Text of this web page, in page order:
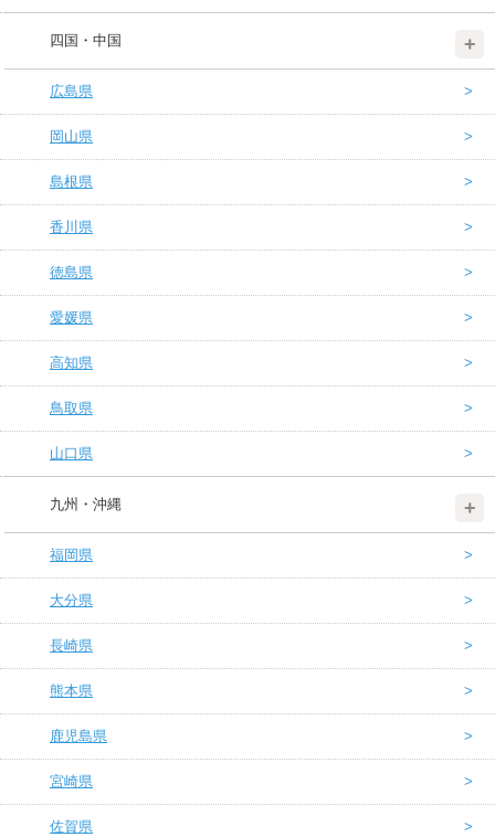
四国・中国
広島県
岡山県
島根県
香川県
徳島県
愛媛県
高知県
鳥取県
山口県
九州・沖縄
福岡県
大分県
長崎県
熊本県
鹿児島県
宮崎県
佐賀県